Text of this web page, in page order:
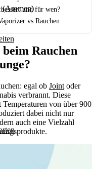
(Aromen)und für wen?
vs Rauchen
Rauchen
egal ob Joint oder
verbrannt. Diese
Temperaturen von über 900
dabei nicht nur
auch eine Vielzahl